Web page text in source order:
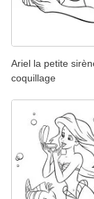
Ariel la petite
coquillage